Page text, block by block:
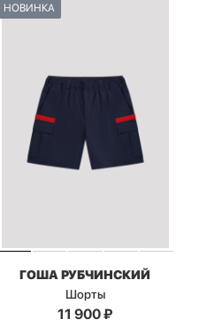
НОВИНКА
ГОША РУБЧИНСКИЙ
Шорты
11 900₽